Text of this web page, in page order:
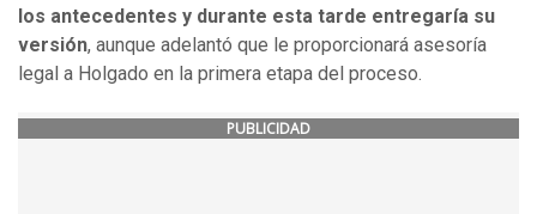
los antecedentes y durante esta tarde entregaría su
versión, aunque adelantó que le proporcionará asesoría
legal a Holgado en la primera etapa del proceso.
PUBLICIDAD